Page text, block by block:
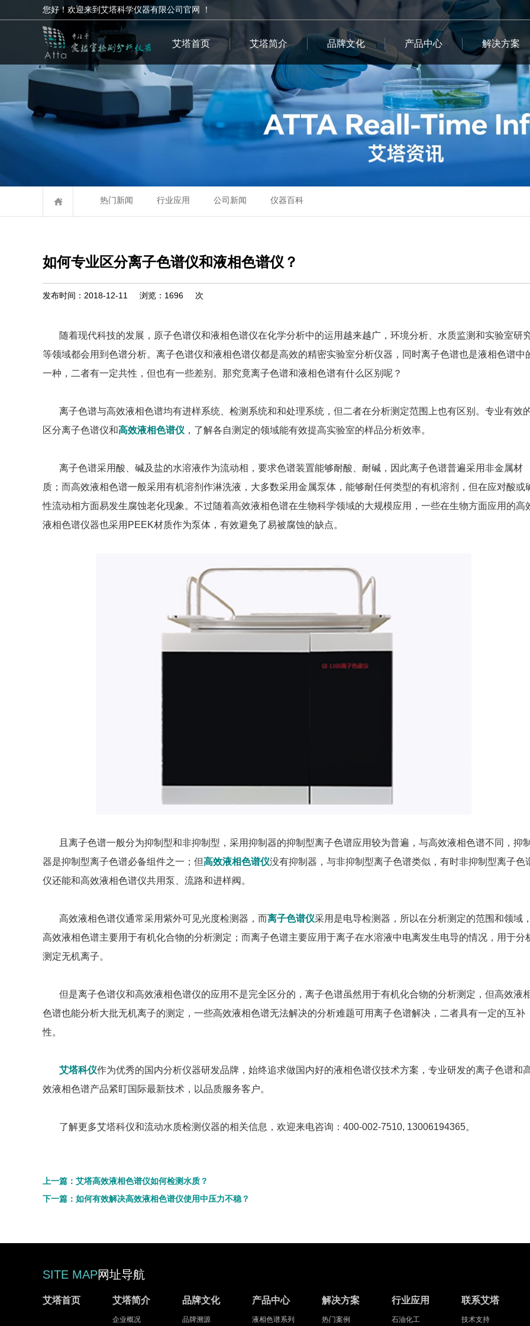
您好！欢迎来到艾塔科学仪器有限公司官网 ！
艾塔首页 艾塔简介 品牌文化 产品中心 解决方案
热门新闻 行业应用 公司新闻 仪器百科
如何专业区分离子色谱仪和液相色谱仪？
发布时间：2018-12-11 浏览： 1696 次
随着现代科技的发展，原子色谱仪和液相色谱仪在化学分析中的运用越来越广，环境分析、水质监测和实验室研
等领域都会用到色谱分析。离子色谱仪和液相色谱仪都是高效的精密实验室分析仪器，同时离子色谱也是液相色谱中
一种，二者有一定共性，但也有一些差别。那究竟离子色谱和液相色谱有什么区别呢？
离子色谱与高效液相色谱均有进样系统、检测系统和和处理系统，但二者在分析测定范围上也有区别。专业有效
区分离子色谱仪和高效液相色谱仪 ，了解各自测定的领域能有效提高实验室的样品分析效率。
离子色谱采用酸、碱及盐的水溶液作为流动相，要求色谱装置能够耐酸、耐碱，因此离子色谱普遍采用非金属材
质；而高效液相色谱一般采用有机溶剂作淋洗液，大多数采用金属泵体，能够耐任何类型的有机溶剂，但在应对酸或
性流动相方面易发生腐蚀老化现象。不过随着高效液相色谱在生物科学领域的大规模应用，一些在生物方面应用的高
液相色谱仪器也采用PEEK材质作为泵体，有效避免了易被腐蚀的缺点。
且离子色谱一般分为抑制型和非抑制型，采用抑制器的抑制型离子色谱应用较为普遍，与高效液相色谱不同，抑制
器是抑制型离子色谱必备组件之一；但高效液相色谱仪没有抑制器，与非抑制型离子色谱类似，有时非抑制型离子色
仪还能和高效液相色谱仪共用泵、流路和进样阀。
高效液相色谱仪通常采用紫外可见光度检测器，而离子色谱仪采用是电导检测器，所以在分析测定的范围和领域，
高效液相色谱主要用于有机化合物的分析测定；而离子色谱主要应用于离子在水溶液中电离发生电导的情况，用于分
测定无机离子。
但是离子色谱仪和高效液相色谱仪的应用不是完全区分的，离子色谱虽然用于有机化合物的分析测定，但高效液
色谱也能分析大批无机离子的测定，一些高效液相色谱无法解决的分析难题可用离子色谱解决，二者具有一定的互补
性。
艾塔科仪作为优秀的国内分析仪器研发品牌，始终追求做国内好的液相色谱仪技术方案，专业研发的离子色谱和
效液相色谱产品紧盯国际最新技术，以品质服务客户。
了解更多艾塔科仪和流动水质检测仪器的相关信息，欢迎来电咨询：400-002-7510, 13006194365。
上一篇：艾塔高效液相色谱仪如何检测水质？
下一篇：如何有效解决高效液相色谱仪使用中压力不稳？
SITE MAP网址导航
艾塔首页 艾塔简介
企业概况
品牌文化
品牌溯源
产品中心
液相色谱系列
解决方案
热门案例
行业应用
石油化工
联系艾塔
技术支持